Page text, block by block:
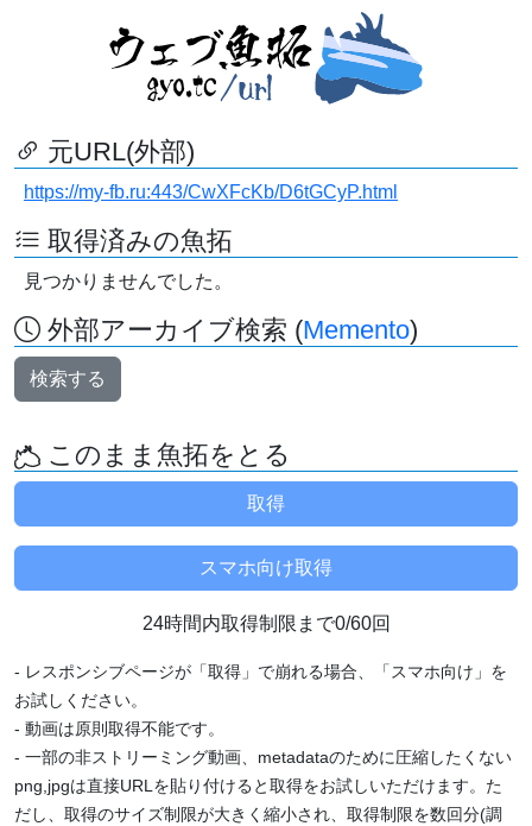
元URL(外部)
https://my-fb.ru:443/CwXFcKb/D6tGCyP.html
取得済みの魚拓
見つかりませんでした。
外部アーカイブ検索 (Memento)
検索する
このまま魚拓をとる
24時間内取得制限まで0/60回
- レスポンシブページが「取得」で崩れる場合、「スマホ向け」を
お試しください。
- 動画は原則取得不能です。
- 一部の非ストリーミング動画、metadataのために圧縮したくない
png,jpgは直接URLを貼り付けると取得をお試しいただけます。た
だし、取得のサイズ制限が大きく縮小され、取得制限を数回分(調